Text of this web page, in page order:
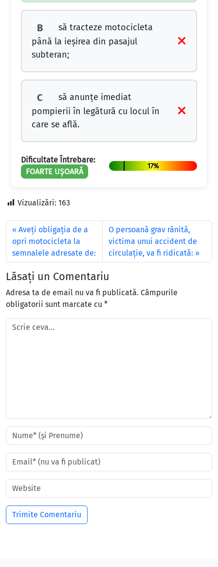
B
să tracteze motocicleta
până la ieşirea din pasajul
subteran;
C
să anunţe imediat
pompierii în legătură cu locul în
care se află.
Dificultate Întrebare:
FOARTE UȘOARĂ
17%
Vizualizări: 163
Aveţi obligaţia de a
opri motocicleta la
semnalele adresate de:
O persoană grav rănită,
victima unui accident de
circulaţie, va fi ridicată:
Lăsați un Comentariu
Adresa ta de email nu va fi publicată. Câmpurile
obligatorii sunt marcate cu *